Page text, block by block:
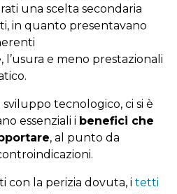
una scelta secondaria
in quanto presentavano
l’usura e meno prestazionali
tecnologico, ci si è
essenziali i benefici che
, al punto da
con la perizia dovuta, i tetti